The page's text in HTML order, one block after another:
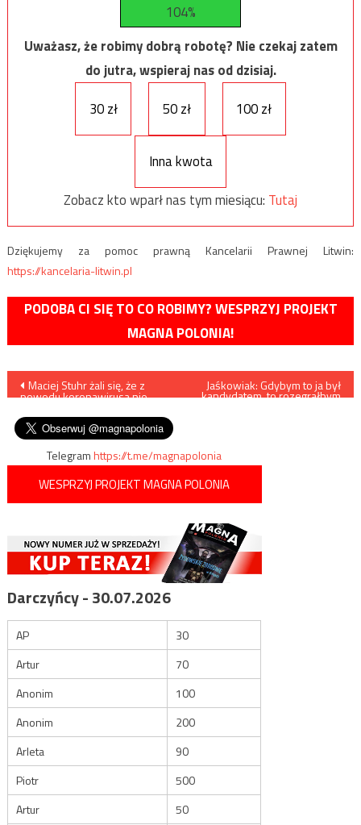
104%
Uważasz, że robimy dobrą robotę? Nie czekaj zatem
do jutra, wspieraj nas od dzisiaj.
30 zł
50 zł 100 zł
Inna kwota
Zobacz kto wparł nas tym miesiącu: Tutaj
Dziękujemy za pomoc prawną Kancelarii Prawnej Litwin:
https://kancelaria-litwin.pl
PODOBA CI SIĘ TO CO ROBIMY? WESPRZYJ PROJEKT
MAGNA POLONIA!
Nawigacja
wpisu
Maciej Stuhr żali się, że z
powodu koronawirusa nie
Jaśkowiak: Gdybym to ja był
kandydatem, to rozegrałbym
Telegramhttps://t.me/magnapolonia
WESPRZYJ PROJEKT MAGNA POLONIA
Darczyńcy - 30.07.2026
AP
30
Artur
70
Anonim
100
Anonim
200
Arleta
90
Piotr
500
Artur
50